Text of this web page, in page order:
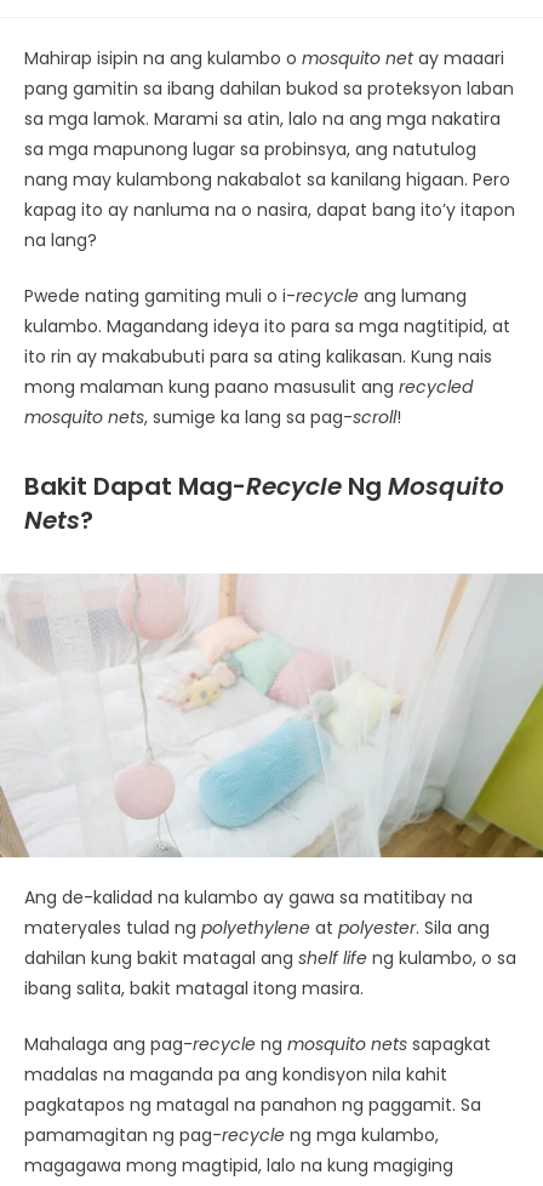
Mahirap isipin na ang kulambo o mosquito netay maaari
pang gamitin sa ibang dahilan bukod sa proteksyon laban
sa mga lamok. Marami sa atin, lalo na ang mga nakatira
sa mga mapunong lugar sa probinsya, ang natutulog
nang may kulambong nakabalot sa kanilang higaan. Pero
kapag ito ay nanluma na o nasira, dapat bang ito’y itapon
na lang?
Pwede nating gamiting muli o i-recycle ang lumang
kulambo. Magandang ideya ito para sa mga nagtitipid, at
ito rin ay makabubuti para sa ating kalikasan. Kung nais
mong malaman kung paano masusulit ang recycled
mosquito nets, sumige ka lang sa pag-scroll!
Bakit Dapat Mag-Recycle Ng Mosquito
Nets?
Ang de-kalidad na kulambo ay gawa sa matitibay na
materyales tulad ng polyethylene at polyester. Sila ang
dahilan kung bakit matagal ang shelf life ng kulambo, o sa
ibang salita, bakit matagal itong masira.
Mahalaga ang pag-recycle ng mosquito nets sapagkat
madalas na maganda pa ang kondisyon nila kahit
pagkatapos ng matagal na panahon ng paggamit. Sa
pamamagitan ng pag-recycle ng mga kulambo,
magagawa mong magtipid, lalo na kung magiging